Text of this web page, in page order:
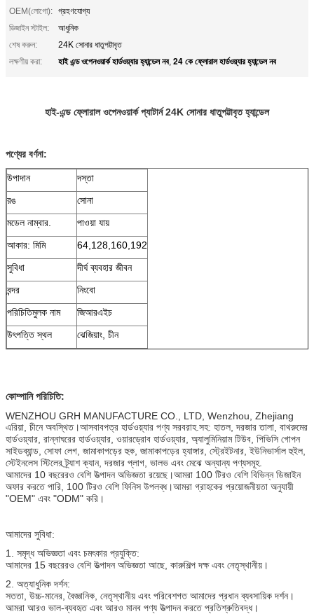
OEM(লোগো): গ্রহণযোগ্য
ডিজাইন স্টাইল:
আধুনিক
শেষ করুন:
24K সোনার ধাতুপট্টাবৃত
লক্ষণীয় করা:
হাই এন্ড ওপেনওয়ার্ক হার্ডওয়্যার হ্যান্ডেল নব, 24 কে ফ্লোরাল হার্ডওয়্যার হ্যান্ডেল নব
হাই-এন্ড ফ্লোরাল ওপেনওয়ার্ক প্যাটার্ন 24K সোনার ধাতুপট্টাবৃত হ্যান্ডেল
পণ্যের বর্ণনা:
উপাদান
দস্তা
রঙ
সোনা
মডেল নাম্বার.
পাওয়া যায়
আকার: মিমি
64,128,160,192
সুবিধা
দীর্ঘ ব্যবহার জীবন
বন্দর
নিংবো
পরিচিতিমুলক নাম
জিআরএইচ
উৎপত্তি স্থল
ঝেজিয়াং, চীন
কোম্পানি পরিচিতি:
WENZHOU GRH MANUFACTURE CO., LTD, Wenzhou, Zhejiang
এরিয়া, চীনে অবস্থিত।আসবাবপত্র হার্ডওয়্যার পণ্য সরবরাহ.সহ: হাতল, দরজার তালা, বাথরুমের
হার্ডওয়্যার, রান্নাঘরের হার্ডওয়্যার, ওয়ারড্রোব হার্ডওয়্যার, অ্যালুমিনিয়াম টিউব, পিভিসি গোপন
সাইডব্যান্ড, সোফা লেগ, জামাকাপড়ের হুক, জামাকাপড়ের হ্যাঙ্গার, স্ট্রেইটনার, ইউনিভার্সাল হুইল,
স্টেইনলেস স্টিলের ট্র্যাশ ক্যান, দরজার প্লাগ, ভালভ এবং মেঝে অন্যান্য পণ্যসমূহ.
আমাদের 10 বছরেরও বেশি উত্পাদন অভিজ্ঞতা রয়েছে।আমরা 100 টিরও বেশি বিভিন্ন ডিজাইন
অফার করতে পারি, 100 টিরও বেশি ফিনিস উপলব্ধ।আমরা গ্রাহকের প্রয়োজনীয়তা অনুযায়ী
"OEM" এবং "ODM" করি।
আমাদের সুবিধা:
1. সমৃদ্ধ অভিজ্ঞতা এবং চমৎকার প্রযুক্তি:
আমাদের 15 বছরেরও বেশি উত্পাদন অভিজ্ঞতা আছে, কারুশিল্প দক্ষ এবং নেতৃস্থানীয়।
2. অত্যাধুনিক দর্শন:
সততা, উচ্চ-মানের, বৈজ্ঞানিক, নেতৃস্থানীয় এবং পরিবেশগত আমাদের প্রধান ব্যবসায়িক দর্শন।
আমরা আরও ভাল-ব্যবহৃত এবং আরও মানব পণ্য উত্পাদন করতে প্রতিশ্রুতিবদ্ধ।